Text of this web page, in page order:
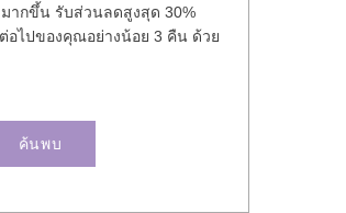
ากขึ้น รับส่วนลดสูงสุด 30%
อไปของคุณอย่างน้อย 3 คืน ด้วย
ค้นพบ